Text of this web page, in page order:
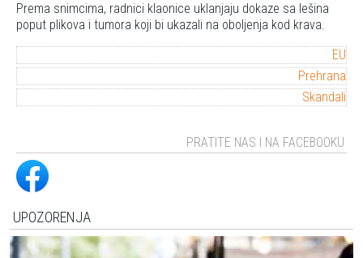
Prema snimcima, radnici klaonice uklanjaju dokaze sa lešina
poput plikova i tumora koji bi ukazali na oboljenja kod krava.
EU
Prehrana
Skandali
PRATITE NAS I NA FACEBOOKU
UPOZORENJA